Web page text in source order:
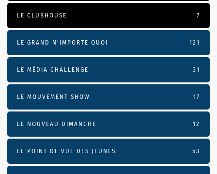
LE CLUBHOUSE 7
LE GRAND N’IMPORTE QUOI 121
LE MÉDIA CHALLENGE 31
LE MOUVEMENT SHOW 17
LE NOUVEAU DIMANCHE 12
LE POINT DE VUE DES JEUNES 53